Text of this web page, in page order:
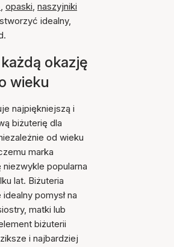
, opaski, naszyjniki
idealny,
okazję
wieku
najpiękniejszą i
biżuterię dla
od wieku
marka
niezwykle popularna
lat. Biżuteria
pomysł na
matki lub
biżuterii
i najbardziej